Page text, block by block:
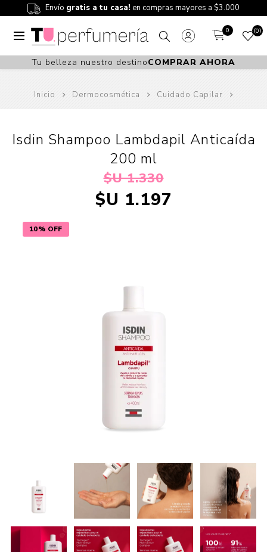
Envío gratis a tu casa! en compras mayores a $3.000
0 0
Tu belleza nuestro destinoCOMPRAR AHORA
Inicio Dermocosmética Cuidado Capilar
10% OFF
Isdin Shampoo Lambdapil Anticaída
200 ml
$U 1.330
$U 1.197